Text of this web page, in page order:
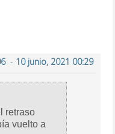
- 10 junio, 2021 00:29
retraso
vuelto a